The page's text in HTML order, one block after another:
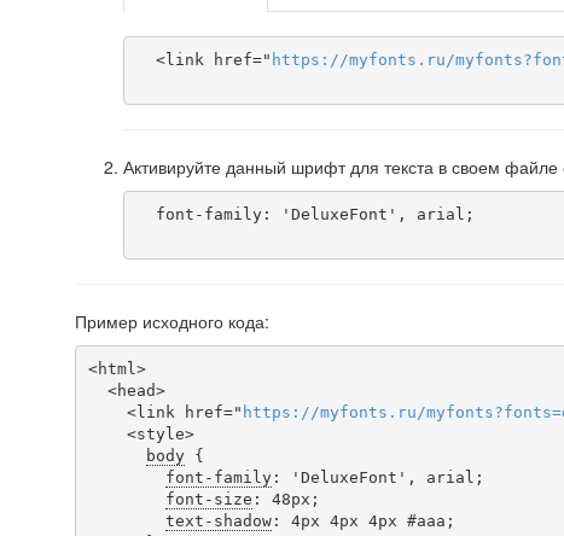
  <link href="
https ://myfonts . ru /myfonts?
Активируйте данный шрифт для текста в своем файле
Пример исходного кода:
<html>
    <link href="
https ://myfonts . ru /myfonts?fonts=
body {
font-family: 'DeluxeFont', arial;
font-size : 48px;
text-shadow: 4px 4px 4px #aaa;